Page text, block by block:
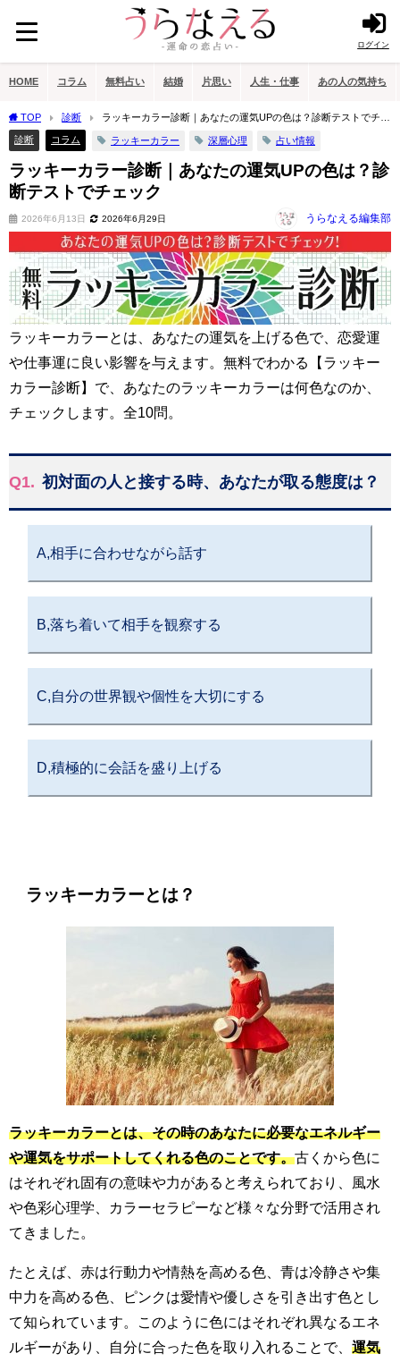
ログイン
HOME コラム 無料占い 結婚 片思い 人生・仕事 あの人の気持ち
TOP 診断
ラッキーカラー診断｜あなたの運気UPの色は？診断テストでチェ
ック
診断 コラム ラッキーカラー 深層心理 占い情報
ラッキーカラー診断｜あなたの運気UPの色は？診
断テストでチェック
2026年6月13日 2026年6月29日 うらなえる編集部
ラッキーカラーとは、あなたの運気を上げる色で、恋愛運
や仕事運に良い影響を与えます。無料でわかる【ラッキー
カラー診断】で、あなたのラッキーカラーは何色なのか、
チェックします。全10問。
Q1. 初対面の人と接する時、あなたが取る態度は？
A,相手に合わせながら話す
B,落ち着いて相手を観察する
C,自分の世界観や個性を大切にする
D,積極的に会話を盛り上げる
ラッキーカラーとは？
ラッキーカラーとは、その時のあなたに必要なエネルギー
や運気をサポートしてくれる色のことです。古くから色に
はそれぞれ固有の意味や力があると考えられており、風水
や色彩心理学、カラーセラピーなど様々な分野で活用され
てきました。
たとえば、赤は行動力や情熱を高める色、青は冷静さや集
中力を高める色、ピンクは愛情や優しさを引き出す色とし
て知られています。このように色にはそれぞれ異なるエネ
ルギーがあり、自分に合った色を取り入れることで、 運気